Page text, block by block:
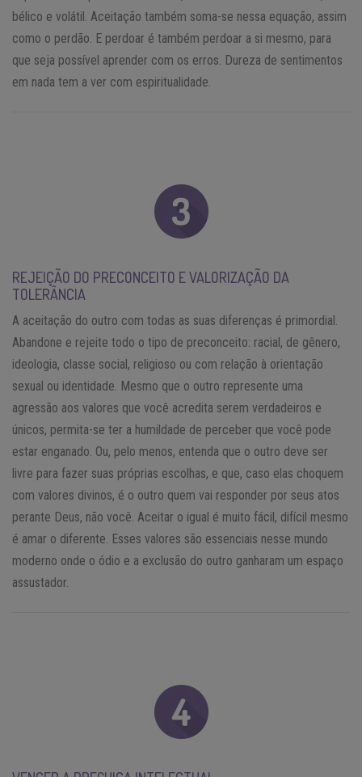
bélico e volátil. Aceitação também soma-se nessa equação, assim
como o perdão. E perdoar é também perdoar a si mesmo, para
que seja possível aprender com os erros. Dureza de sentimentos
em nada tem a ver com espiritualidade.
REJEIÇÃO DO PRECONCEITO E VALORIZAÇÃO DA
TOLERÂNCIA
A aceitação do outro com todas as suas diferenças é primordial.
Abandone e rejeite todo o tipo de preconceito: racial, de gênero,
ideologia, classe social, religioso ou com relação à orientação
sexual ou identidade. Mesmo que o outro represente uma
agressão aos valores que você acredita serem verdadeiros e
únicos, permita-se ter a humildade de perceber que você pode
estar enganado. Ou, pelo menos, entenda que o outro deve ser
livre para fazer suas próprias escolhas, e que, caso elas choquem
com valores divinos, é o outro quem vai responder por seus atos
perante Deus, não você. Aceitar o igual é muito fácil, difícil mesmo
é amar o diferente. Esses valores são essenciais nesse mundo
moderno onde o ódio e a exclusão do outro ganharam um espaço
assustador.